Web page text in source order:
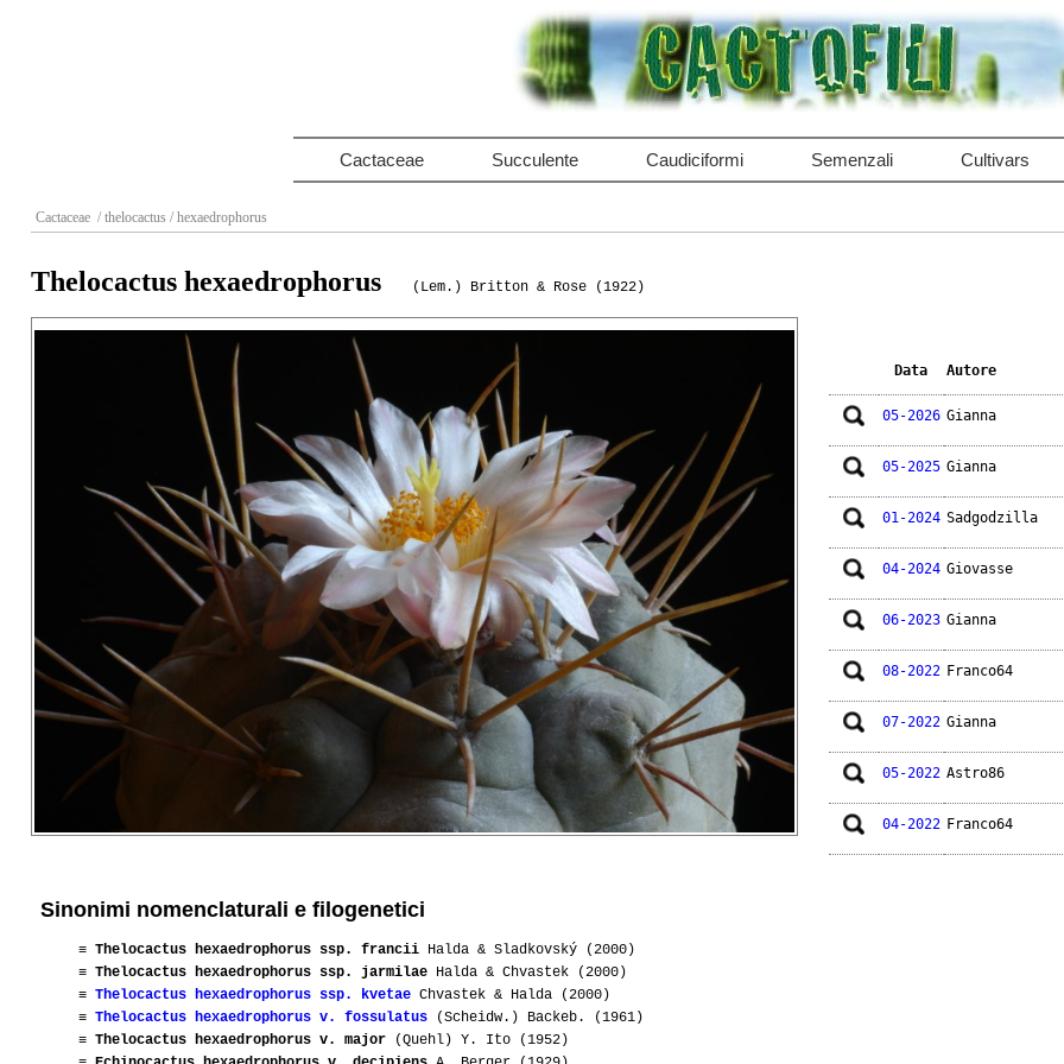
Cactaceae Succulente Caudiciformi Semenzali Cultivars
Cactaceae / thelocactus / hexaedrophorus
Thelocactus hexaedrophorus (Lem.) Britton & Rose (1922)
Data Autore
05-2026 Gianna
05-2025 Gianna
01-2024 Sadgodzilla
04-2024 Giovasse
06-2023 Gianna
08-2022 Franco64
07-2022 Gianna
05-2022 Astro86
04-2022 Franco64
Sinonimi nomenclaturali e filogenetici
≡ Thelocactus hexaedrophorus ssp. francii Halda & Sladkovský (2000)
≡ Thelocactus hexaedrophorus ssp. jarmilae Halda & Chvastek (2000)
≡ Thelocactus hexaedrophorus ssp. kvetae Chvastek & Halda (2000)
≡ Thelocactus hexaedrophorus v. fossulatus (Scheidw.) Backeb. (1961)
≡ Thelocactus hexaedrophorus v. major (Quehl) Y. Ito (1952)